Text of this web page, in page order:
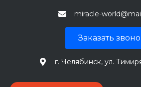
miracle-
Заказать
г. Челябинск, ул.